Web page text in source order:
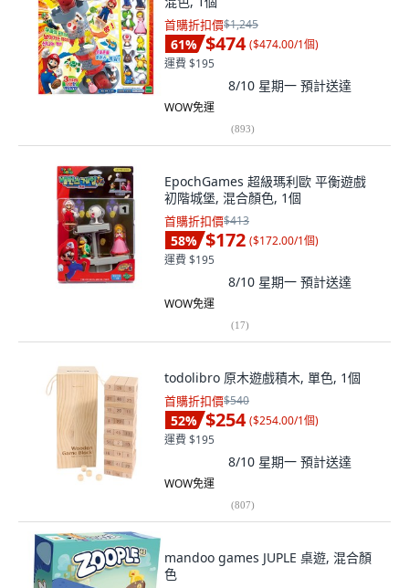
首購折扣價$1,245
61% $474 ($474.00/1個)
運費 $195
8/10 星期一 預計送達
WOW免運
(893)
EpochGames 超級瑪利歐 平衡遊戲
初階城堡, 混合顏色, 1個
首購折扣價$413
58% $172 ($172.00/1個)
運費 $195
8/10 星期一 預計送達
WOW免運
(17)
todolibro 原木遊戲積木, 單色, 1個
首購折扣價$540
52% $254 ($254.00/1個)
運費 $195
8/10 星期一 預計送達
WOW免運
(807)
mandoo games JUPLE 桌遊, 混合顏
色